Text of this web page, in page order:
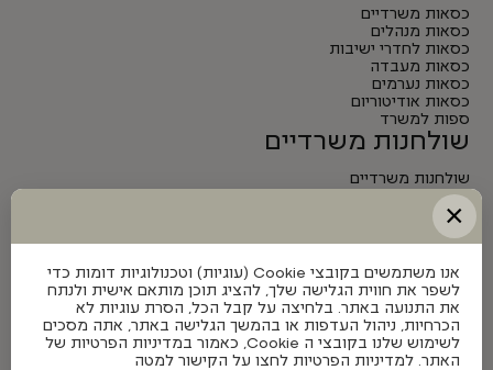
כסאות משרדיים
כסאות מנהלים
כסאות לחדרי ישיבות
כסאות מעבדה
כסאות נערמים
כסאות אודיטוריום
ספות למשרד
שולחנות משרדיים
שולחנות משרדיים
שולחנות מנהלים
שולחנות לחדרי ישיבות
שולחנות מתכווננים חשמליים
×
אנו משתמשים בקובצי Cookie (עוגיות) וטכנולוגיות דומות כדי
לשפר את חווית הגלישה שלך, להציג תוכן מותאם אישית ולנתח
את התנועה באתר. בלחיצה על קבל הכל, הסרת עוגיות לא
הכרחיות, ניהול העדפות או בהמשך הגלישה באתר, אתה מסכים
לשימוש שלנו בקובצי ה Cookie, כאמור במדיניות הפרטיות של
האתר. למדיניות הפרטיות לחצו על הקישור למטה